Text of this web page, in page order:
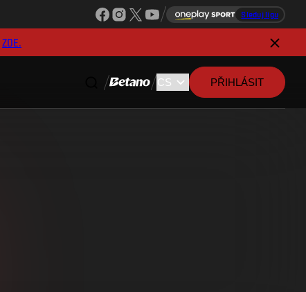
Sleduj ligu
ZDE.
PŘIHLÁSIT